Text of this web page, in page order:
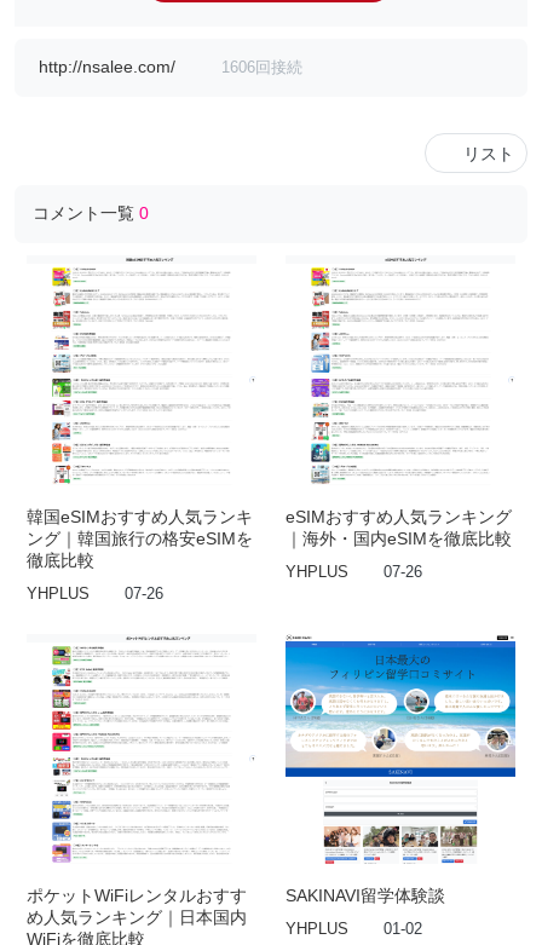
http://nsalee.com/ 1606回接続
リスト
コメント一覧 0
韓国eSIMおすすめ人気ランキ
ング｜韓国旅行の格安eSIMを
徹底比較
YHPLUS 07-26
eSIMおすすめ人気ランキング
｜海外・国内eSIMを徹底比較
YHPLUS 07-26
ポケットWiFiレンタルおすす
め人気ランキング｜日本国内
WiFiを徹底比較
SAKINAVI留学体験談
YHPLUS 01-02